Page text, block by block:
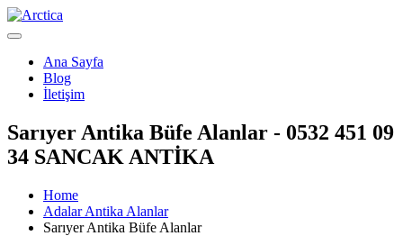
Ana Sayfa
Blog
İletişim
Sarıyer Antika Büfe Alanlar - 0532 451 09
34 SANCAK ANTİKA
Home
Adalar Antika Alanlar
Sarıyer Antika Büfe Alanlar